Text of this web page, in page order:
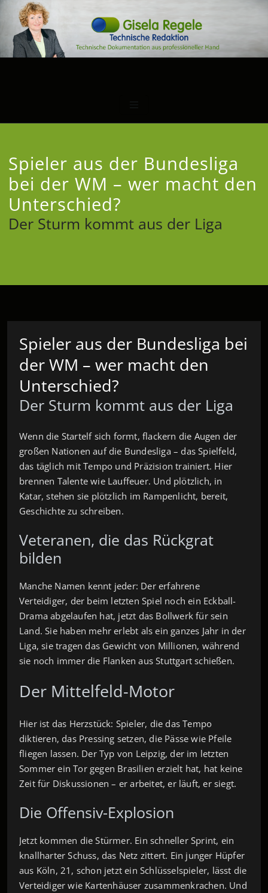
Spieler aus der Bundesliga
bei der WM – wer macht den
Unterschied?
Der Sturm kommt aus der Liga
Spieler aus der Bundesliga bei
der WM – wer macht den
Unterschied?
Der Sturm kommt aus der Liga
Wenn die Startelf sich formt, flackern die Augen der
großen Nationen auf die Bundesliga – das Spielfeld,
das täglich mit Tempo und Präzision trainiert. Hier
brennen Talente wie Lauffeuer. Und plötzlich, in
Katar, stehen sie plötzlich im Rampenlicht, bereit,
Geschichte zu schreiben.
Veteranen, die das Rückgrat
bilden
Manche Namen kennt jeder: Der erfahrene
Verteidiger, der beim letzten Spiel noch ein Eckball-
Drama abgelaufen hat, jetzt das Bollwerk für sein
Land. Sie haben mehr erlebt als ein ganzes Jahr in der
Liga, sie tragen das Gewicht von Millionen, während
sie noch immer die Flanken aus Stuttgart schießen.
Der Mittelfeld-Motor
Hier ist das Herzstück: Spieler, die das Tempo
diktieren, das Pressing setzen, die Pässe wie Pfeile
fliegen lassen. Der Typ von Leipzig, der im letzten
Sommer ein Tor gegen Brasilien erzielt hat, hat keine
Zeit für Diskussionen – er arbeitet, er läuft, er siegt.
Die Offensiv-Explosion
Jetzt kommen die Stürmer. Ein schneller Sprint, ein
knallharter Schuss, das Netz zittert. Ein junger Hüpfer
aus Köln, 21, schon jetzt ein Schlüsselspieler, lässt die
Verteidiger wie Kartenhäuser zusammenkrachen. Und